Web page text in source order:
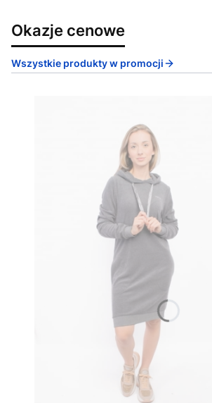
Okazje cenowe
Wszystkie produkty w promocji